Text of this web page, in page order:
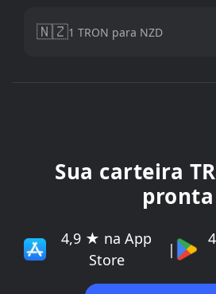
🇳🇿1 TRON para NZD
Sua carteira
pronta
4,9 ★ na App
Store
|